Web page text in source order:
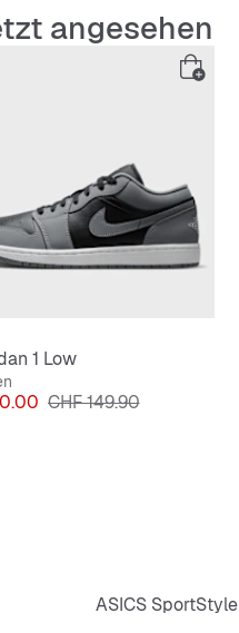
angesehen
1 Low
Originalpreis
CHF 149.90
ASICS SportStyle